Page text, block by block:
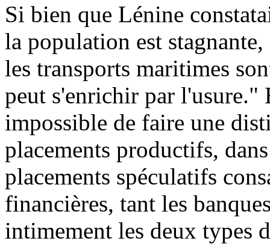
Si bien que Lénine
la population est
les transports maritimes
peut s'enrichir par
impossible de faire une
placements productifs,
placements spéculatifs
financières, tant les
intimement les deux types